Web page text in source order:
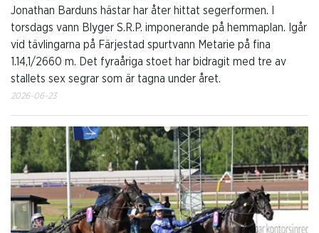
Jonathan Barduns hästar har åter hittat segerformen. I
torsdags vann Blyger S.R.P. imponerande på hemmaplan. Igår
vid tävlingarna på Färjestad spurtvann Metarie på fina
1.14,1/2660 m. Det fyraåriga stoet har bidragit med tre av
stallets sex segrar som är tagna under året.
2026-06-23